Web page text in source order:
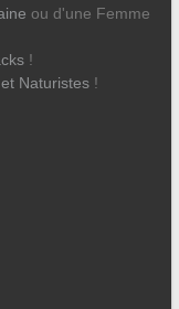
ou d'une Femme
!
Naturistes!